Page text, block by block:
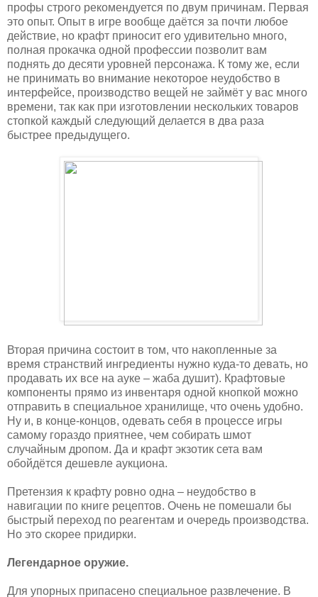
профы строго рекомендуется по двум причинам. Первая
это опыт. Опыт в игре вообще даётся за почти любое
действие, но крафт приносит его удивительно много,
полная прокачка одной профессии позволит вам
поднять до десяти уровней персонажа. К тому же, если
не принимать во внимание некоторое неудобство в
интерфейсе, производство вещей не займёт у вас много
времени, так как при изготовлении нескольких товаров
стопкой каждый следующий делается в два раза
быстрее предыдущего.
Вторая причина состоит в том, что накопленные за
время странствий ингредиенты нужно куда-то девать, но
продавать их все на ауке – жаба душит). Крафтовые
компоненты прямо из инвентаря одной кнопкой можно
отправить в специальное хранилище, что очень удобно.
Ну и, в конце-концов, одевать себя в процессе игры
самому гораздо приятнее, чем собирать шмот
случайным дропом. Да и крафт экзотик сета вам
обойдётся дешевле аукциона.
Претензия к крафту ровно одна – неудобство в
навигации по книге рецептов. Очень не помешали бы
быстрый переход по реагентам и очередь производства.
Но это скорее придирки.
Легендарное оружие.
Для упорных припасено специальное развлечение. В